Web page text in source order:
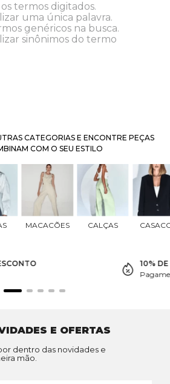
termos digitados.
uma única palavra.
genéricos na busca.
sinônimos do termo
CATEGORIAS E ENCONTRE PEÇAS
COM O SEU ESTILO
MACACÕES CALÇAS
10%
E OFERTAS
dentro das novidades e
mão.